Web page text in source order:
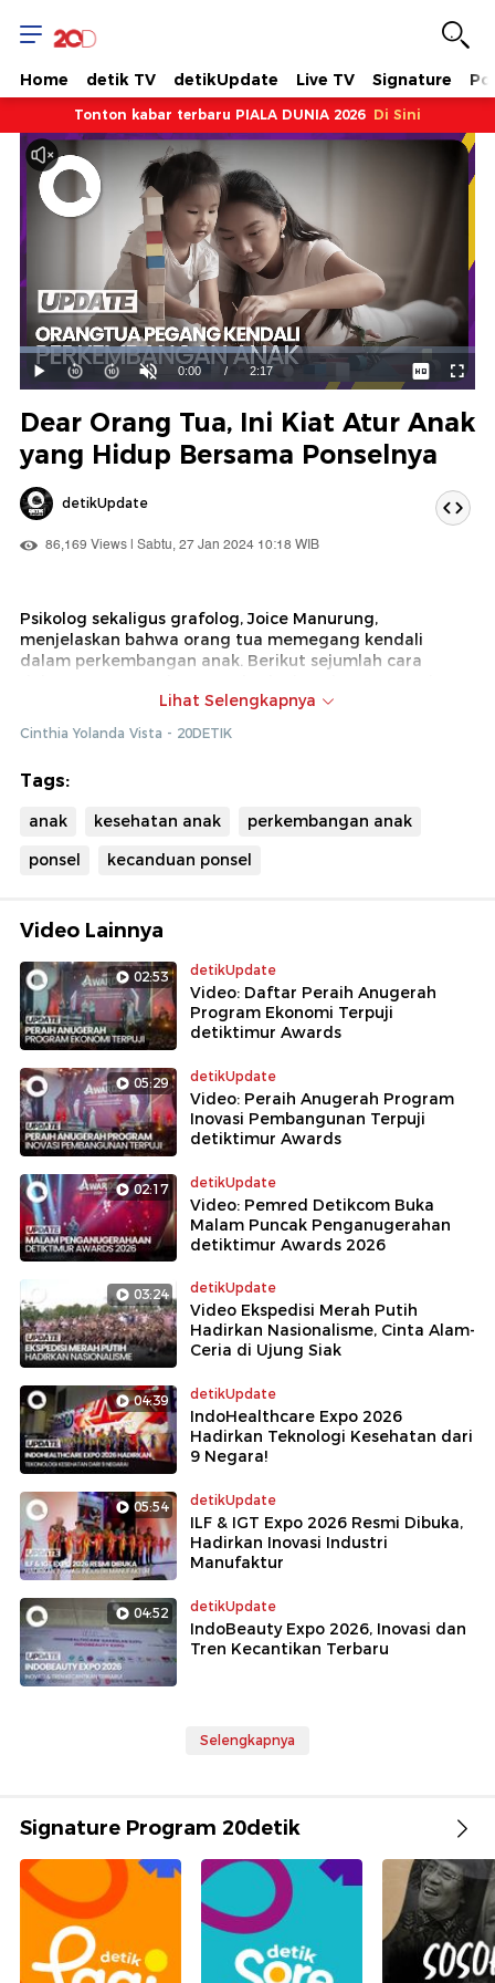
Home detik TV detikUpdate Live TV Signature
Tonton kabar terbaru PIALA DUNIA 2026 Di Sini
Mainkan
Suara
Hidup
Waktu
ini
0:00 / Durasi
2:17
Dimuat:
50.86%
Dear Orang Tua, Ini Kiat Atur Anak
yang Hidup Bersama Ponselnya
detikUpdate
86,169 Views | Sabtu, 27 Jan 2024 10:18 WIB
Psikolog sekaligus grafolog, Joice Manurung,
menjelaskan bahwa orang tua memegang kendali
dalam perkembangan anak. Berikut sejumlah cara
yang 'tenggelam' dengan gawainya sehingga tidak
terjerumus pada hal atau informasi negatif.
Lihat Selengkapnya
Cinthia Yolanda Vista - 20DETIK
Tags:
anak kesehatan anak
perkembangan anak
ponsel
kecanduan ponsel
Video Lainnya
02:53 detikUpdate
Video: Daftar Peraih Anugerah
Program Ekonomi Terpuji
detiktimur Awards
05:29 detikUpdate
Video: Peraih Anugerah Program
Inovasi Pembangunan Terpuji
detiktimur Awards
02:17 detikUpdate
Video: Pemred Detikcom Buka
Malam Puncak Penganugerahan
detiktimur Awards 2026
03:24 detikUpdate
Video Ekspedisi Merah Putih
Hadirkan Nasionalisme, Cinta Alam-
Ceria di Ujung Siak
04:39 detikUpdate
IndoHealthcare Expo 2026
Hadirkan Teknologi Kesehatan dari
9 Negara!
05:54 detikUpdate
ILF & IGT Expo 2026 Resmi Dibuka,
Hadirkan Inovasi Industri
Manufaktur
04:52 detikUpdate
IndoBeauty Expo 2026, Inovasi dan
Tren Kecantikan Terbaru
Selengkapnya
Signature Program 20detik